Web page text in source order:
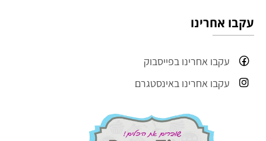
עקבו אחרינו
עקבו אחרינו בפייסבוק
עקבו אחרינו באינסטגרם